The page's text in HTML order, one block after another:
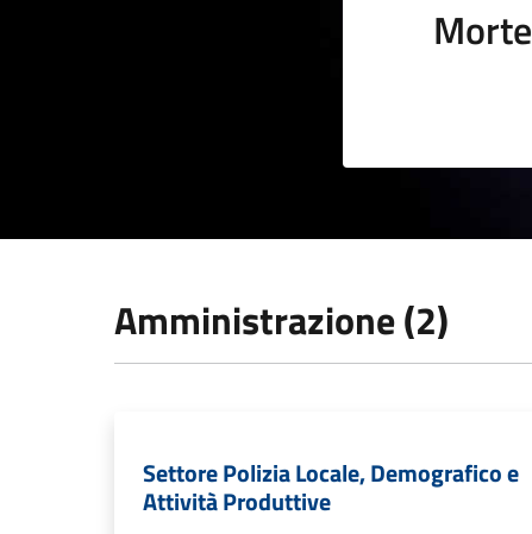
Morte
Amministrazione (2)
Settore Polizia Locale, Demografico e
Attività Produttive